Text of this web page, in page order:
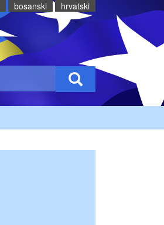
bosanski hrvatski